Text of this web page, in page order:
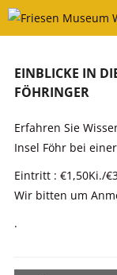
Skip
EINBLICKE IN
FÖHRINGER
Erfahren Sie
Insel Föhr bei
Eintritt : €1,50Ki./
Wir bitten um
.